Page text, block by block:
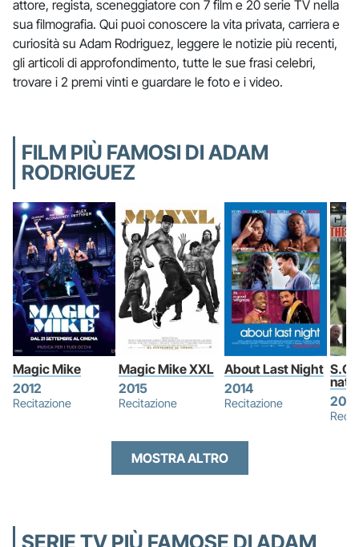
attore, regista, sceneggiatore con 7 film e 20 serie TV nella
sua filmografia. Qui puoi conoscere la vita privata, carriera e
curiosità su Adam Rodriguez, leggere le notizie più recenti,
gli articoli di approfondimento, tutte le sue frasi celebri,
trovare i 2 premi vinti e guardare le foto e i video.
FILM PIÙ FAMOSI DI ADAM
RODRIGUEZ
Magic Mike
2012
Recitazione
Magic Mike XXL
2015
Recitazione
About Last Night
2014
Recitazione
MOSTRA ALTRO
SERIE TV PIÙ FAMOSE DI ADAM